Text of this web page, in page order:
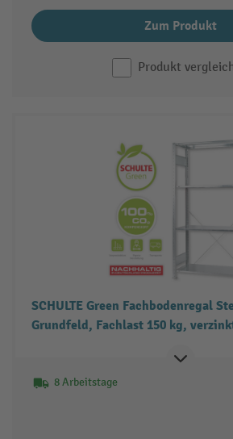
Zum Produkt
Produkt
SCHULTE Green Fachbodenregal
Grundfeld, Fachlast 150 kg,
8 Arbeitstage